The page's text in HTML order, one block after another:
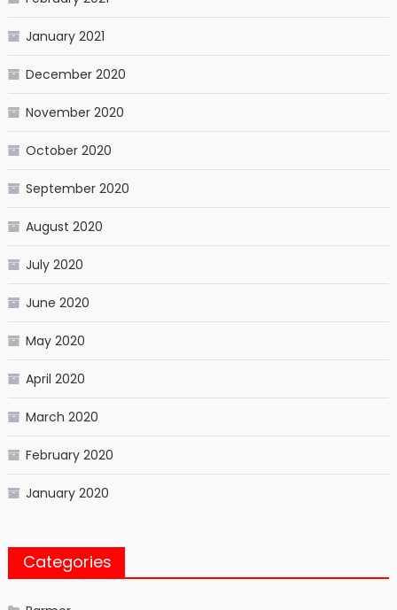
January 2021
December 2020
November 2020
October 2020
September 2020
August 2020
July 2020
June 2020
May 2020
April 2020
March 2020
February 2020
January 2020
Categories